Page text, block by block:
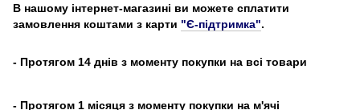
В нашому інтернет-магазині ви можете сплатити
замовлення коштами з карти "Є-підтримка".
- Протягом 14 днів з моменту покупки на всі товари
- Протягом 1 місяця з моменту покупки на м'ячі